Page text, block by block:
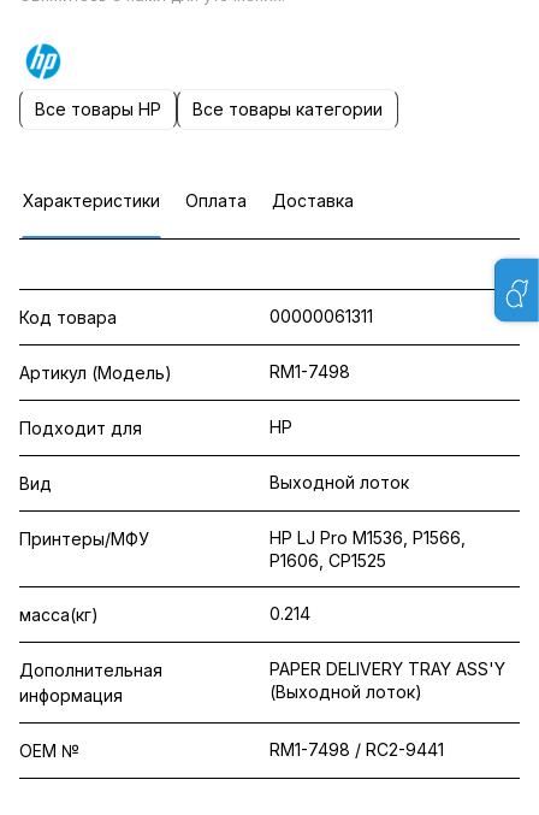
Все товары HP Все товары категории
Характеристики Оплата Доставка
Код товара 00000061311
Артикул (Модель) RM1-7498
Подходит для HP
Вид Выходной лоток
Принтеры/МФУ
HP LJ Pro M1536, P1566,
P1606, CP1525
масса(кг) 0.214
Дополнительная
информация
PAPER DELIVERY TRAY ASS'Y
(Выходной лоток)
OEM № RM1-7498 / RC2-9441